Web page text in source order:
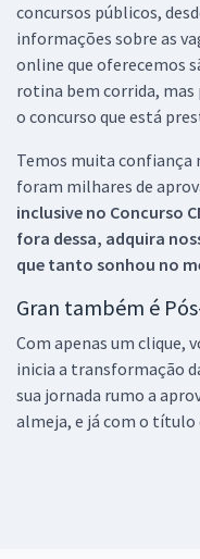
concursos públicos,
informações sobre as
online que oferecemos
rotina bem corrida, mas
o concurso que está
Temos muita confiança
foram milhares de
inclusive no Concurso
fora dessa, adquira
que tanto sonhou no
Gran também é
Com apenas um clique,
inicia a transformação
sua jornada rumo a
almeja, e já com o título